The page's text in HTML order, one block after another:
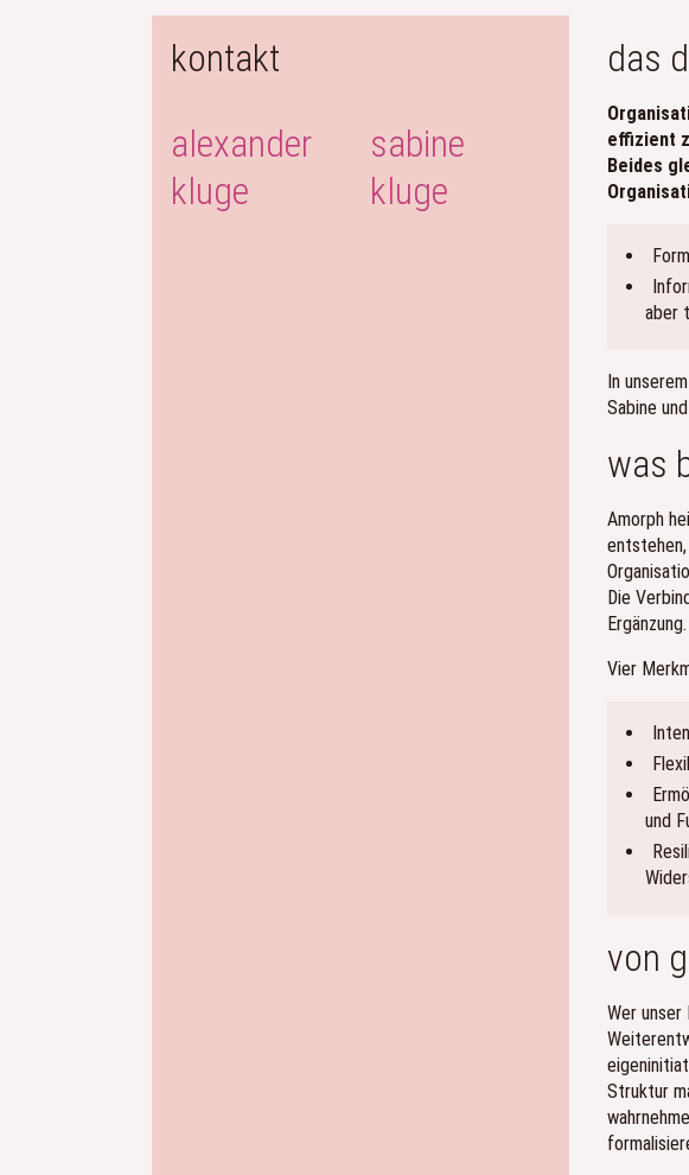
kontakt
alexander
kluge
sabine
kluge
das
effizient
Beides
aber
In
Sabine
was
Amorph
Die
Ergänzung.
Vier
und
von
Wer unser
Struktur